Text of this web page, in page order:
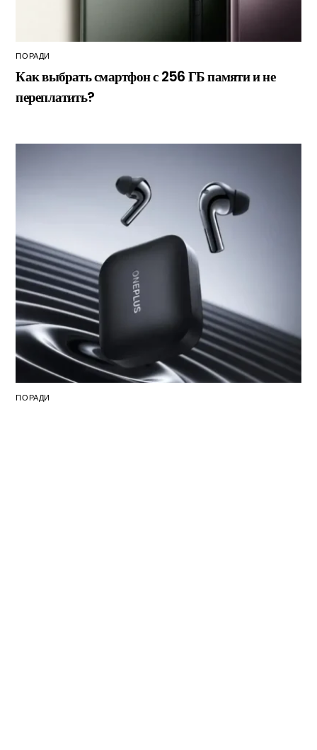
ПОРАДИ
Как выбрать смартфон с 256 ГБ памяти и не
переплатить?
ПОРАДИ
To